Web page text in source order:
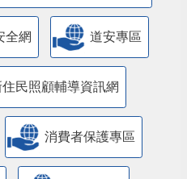
全網 道安專區
民照顧輔導資訊網
消費者保護專區